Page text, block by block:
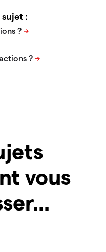
sujet :
vous